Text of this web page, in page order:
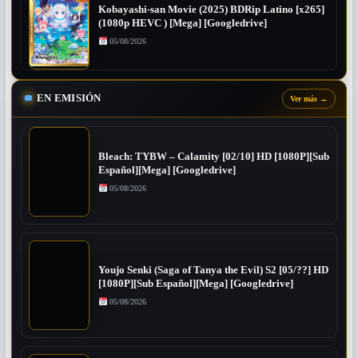
Kobayashi-san Movie (2025) BDRip Latino [x265]
(1080p HEVC ) [Mega] [Googledrive]
05/08/2026
EN EMISIÓN Ver más →
Bleach: TYBW – Calamity [02/10] HD [1080P][Sub
Español][Mega] [Googledrive]
05/08/2026
Youjo Senki (Saga of Tanya the Evil) S2 [05/??] HD
[1080P][Sub Español][Mega] [Googledrive]
05/08/2026